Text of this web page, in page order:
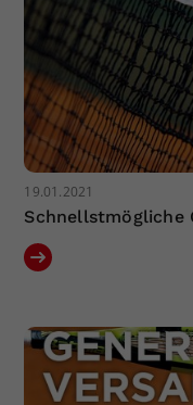
19.01.2021
Schnellstmögliche